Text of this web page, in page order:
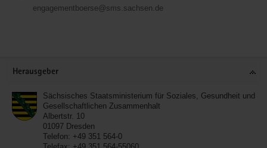
engagementboerse@sms.sachsen.de
Herausgeber
Sächsisches Staatsministerium für Soziales, Gesundheit und
Gesellschaftlichen Zusammenhalt
Albertstr. 10
01097 Dresden
Telefon: +49 351 564-0